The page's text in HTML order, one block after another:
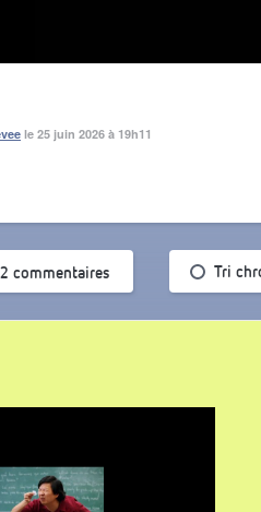
le 25 juin 2026 à 19h11
2 commentaires
Tri par popularité Tri